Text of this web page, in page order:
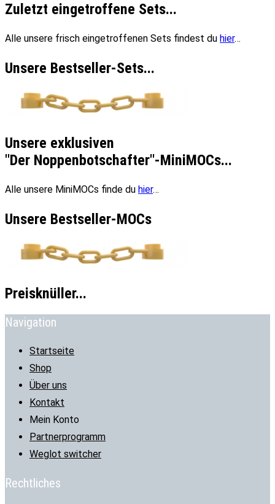
Zuletzt eingetroffene Sets...
Alle unsere frisch eingetroffenen Sets findest du hier…
Unsere Bestseller-Sets...
Unsere exklusiven
"Der Noppenbotschafter"-MiniMOCs...
Alle unsere MiniMOCs finde du hier…
Unsere Bestseller-MOCs
Preisknüller...
Navigation
Startseite
Shop
Über uns
Kontakt
Mein Konto
Partnerprogramm
Weglot switcher
Rechtliches